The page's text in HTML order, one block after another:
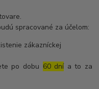
spracované za účelom:
zákazníckej
po dobu 60 dní a to za